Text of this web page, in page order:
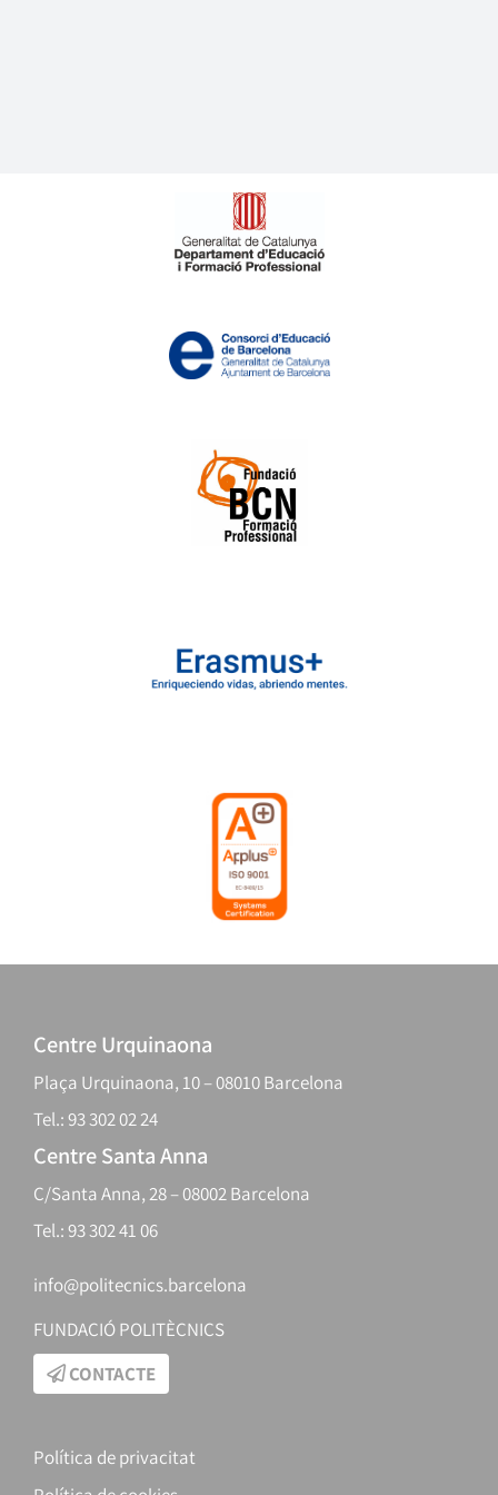
Centre Urquinaona
Plaça Urquinaona, 10 – 08010 Barcelona
Tel.: 93 302 02 24
Centre Santa Anna
C/Santa Anna, 28 – 08002 Barcelona
Tel.: 93 302 41 06
info@politecnics.barcelona
FUNDACIÓ POLITÈCNICS
CONTACTE
Política de privacitat